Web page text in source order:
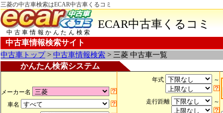
三菱の中古車検索はECAR中古車くるコミ
中古車情報かんたん検索
ECAR中古車くるコミ
中古車情報検索サイト
中古車トップ> 中古車情報検索 > 三菱 中古車一覧
かんたん検索システム
メーカー名
車名
年式 ～
走行距離 ～